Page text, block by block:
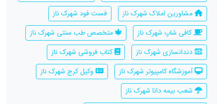
مشاورین املاک شهرک ناز
فست فود شهرک ناز
کافی شاپ شهرک ناز
متخصص طب سنتی شهرک ناز
دندانسازی شهرک ناز
کتاب فروشی شهرک ناز
آموزشگاه کامپیوتر شهرک ناز
وکیل کرج شهرک ناز
شعب بیمه دانا شهرک ناز